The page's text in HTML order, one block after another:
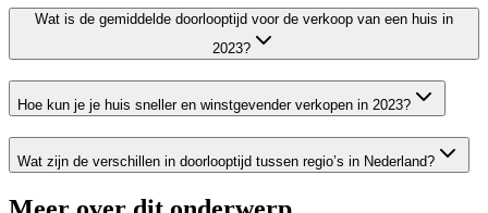
Wat is de gemiddelde doorlooptijd voor de verkoop van een huis in
2023?
Hoe kun je je huis sneller en winstgevender verkopen in 2023?
Wat zijn de verschillen in doorlooptijd tussen regio’s in Nederland?